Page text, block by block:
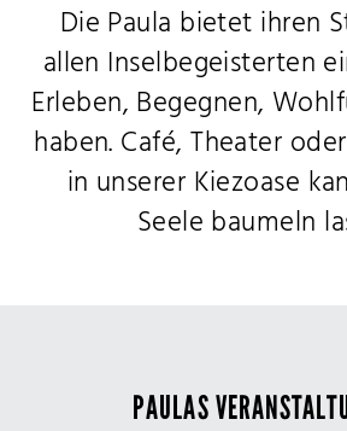
Die Paula bietet ihren
allen Inselbegeisterten
Erleben, Begegnen,
haben. Café, Theater
in unserer Kiezoase
Seele baumeln
PAULAS